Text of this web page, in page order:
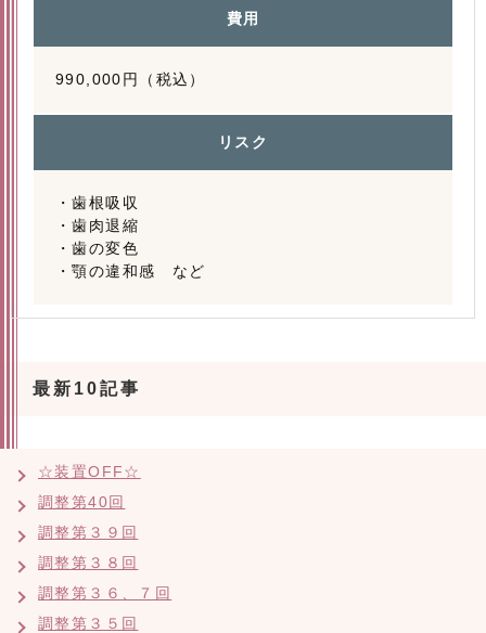
費用
990,000円（税込）
リスク
・歯根吸収
・歯肉退縮
・歯の変色
・顎の違和感 など
最新10記事
☆装置OFF☆
調整第40回
調整第３９回
調整第３８回
調整第３６、７回
調整第３５回